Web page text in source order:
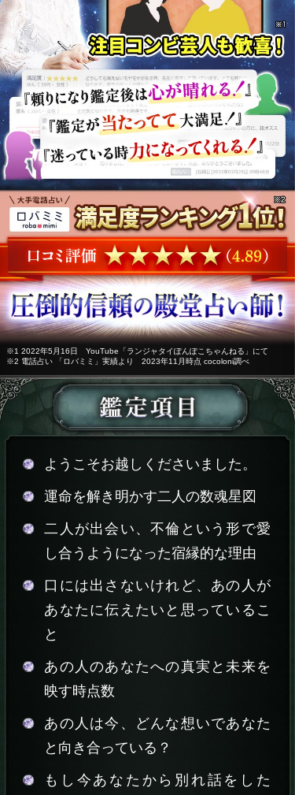
※1 2022年5月16日 YouTube「ランジャタイぽんぽこちゃんねる」にて
※2 電話占い 「ロバミミ」実績より 2023年11月時点 cocoloni調べ
ようこそお越しくださいました。
運命を解き明かす二人の数魂星図
二人が出会い、不倫という形で愛
し合うようになった宿縁的な理由
口には出さないけれど、あの人が
あなたに伝えたいと思っているこ
と
あの人のあなたへの真実と未来を
映す時点数
あの人は今、どんな想いであなた
と向き合っている？
もし今あなたから別れ話をした